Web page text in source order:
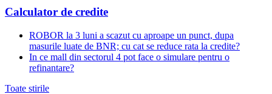
Calculator de credite
ROBOR la 3 luni a scazut cu aproape un punct, dupa
masurile luate de BNR; cu cat se reduce rata la credite?
In ce mall din sectorul 4 pot face o simulare pentru o
refinantare?
Toate stirile